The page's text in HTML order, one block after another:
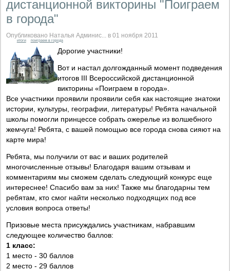
дистанционной викторины "Поиграем
в города"
Опубликовано Наталья Админис... в 01 ноября 2011
итоги поиграем в города
Дорогие участники!
Вот и настал долгожданный момент подведения
итогов III Всероссийской дистанционной
викторины «Поиграем в города».
Все участники проявили проявили себя как настоящие знатоки
истории, культуры, географии, литературы! Ребята начальной
школы помогли принцессе собрать ожерелье из волшебного
жемчуга! Ребята, с вашей помощью все города снова сияют на
карте мира!
Ребята, мы получили от вас и ваших родителей
многочисленные отзывы! Благодаря вашим отзывам и
комментариям мы сможем сделать следующий конкурс еще
интереснее! Спасибо вам за них! Также мы благодарны тем
ребятам, кто смог найти несколько подходящих под все
условия вопроса ответы!
Призовые места присуждались участникам, набравшим
следующее количество баллов:
1 класс:
1 место - 30 баллов
2 место - 29 баллов